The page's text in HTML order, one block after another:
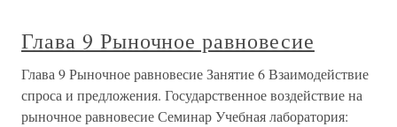
Глава 9 Рыночное равновесие
Глава 9 Рыночное равновесие Занятие 6 Взаимодействие
спроса и предложения. Государственное воздействие на
рыночное равновесие Семинар Учебная лаборатория: